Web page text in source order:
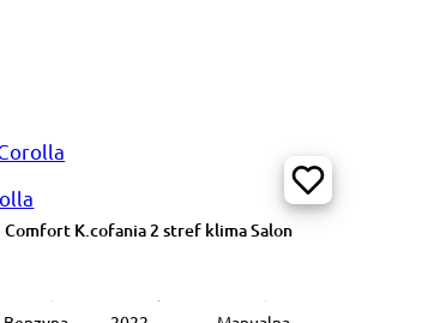
Comfort K.cofania 2 stref klima Salon